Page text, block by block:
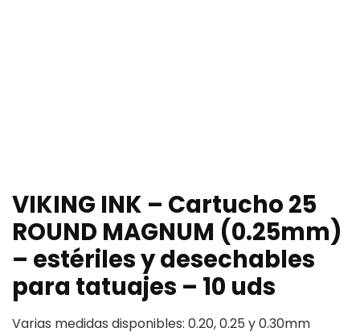
VIKING INK – Cartucho 25
ROUND MAGNUM (0.25mm)
– estériles y desechables
para tatuajes – 10 uds
Varias medidas disponibles: 0.20, 0.25 y 0.30mm